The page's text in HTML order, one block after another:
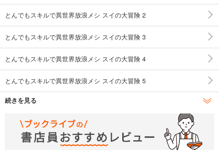
とんでもスキルで異世界放浪メシ スイの大冒険 2
とんでもスキルで異世界放浪メシ スイの大冒険 3
とんでもスキルで異世界放浪メシ スイの大冒険 4
とんでもスキルで異世界放浪メシ スイの大冒険 5
とんでもスキルで異世界放浪メシ スイの大冒険 6
とんでもスキルで異世界放浪メシ スイの大冒険 7
とんでもスキルで異世界放浪メシ スイの大冒険 8
続きを見る